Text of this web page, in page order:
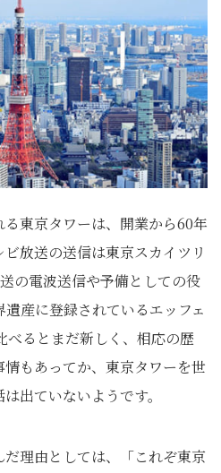
東京タワーは、開業から60年
放送の送信は東京スカイツリ
の電波送信や予備としての役
産に登録されているエッフェ
べるとまだ新しく、相応の歴
もあってか、東京タワーを世
出ていないようです。
理由としては、「これぞ東京